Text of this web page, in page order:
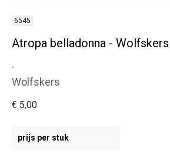
6545
Atropa belladonna - Wolfskers
.
Wolfskers
€ 5,00
prijs per stuk